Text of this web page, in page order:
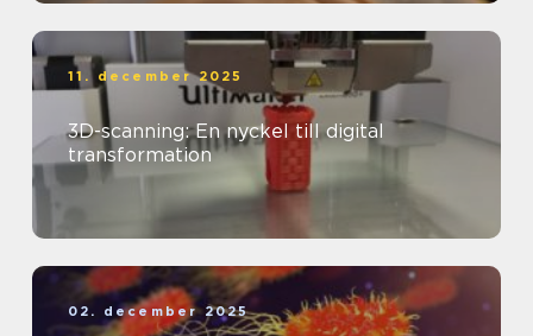
11. december 2025
3D-scanning: En nyckel till digital
transformation
02. december 2025